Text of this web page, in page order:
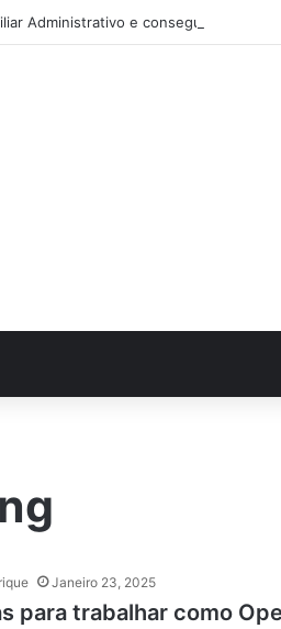
Administrativo e conseguir a primeira
Janeiro 23, 2025
para trabalhar como